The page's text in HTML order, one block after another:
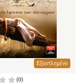
Εξαντλημένο
(0)